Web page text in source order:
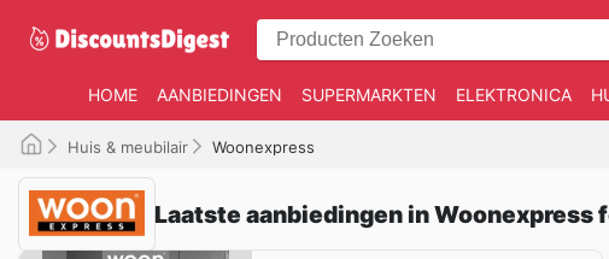
HOME AANBIEDINGEN SUPERMARKTEN ELEKTRONICA
Huis & meubilair Woonexpress
Laatste aanbiedingen in Woonexpress